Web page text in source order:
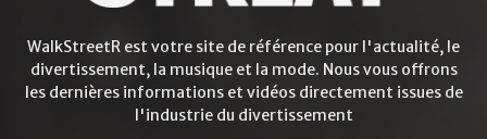
WalkStreetR est votre site de référence pour l'actualité, le
divertissement, la musique et la mode. Nous vous offrons
les dernières informations et vidéos directement issues de
l'industrie du divertissement